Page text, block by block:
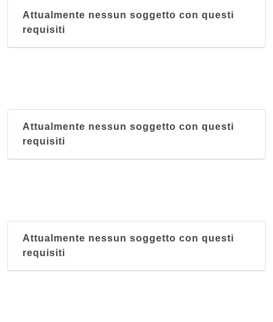
Attualmente nessun soggetto con questi
requisiti
Attualmente nessun soggetto con questi
requisiti
Attualmente nessun soggetto con questi
requisiti